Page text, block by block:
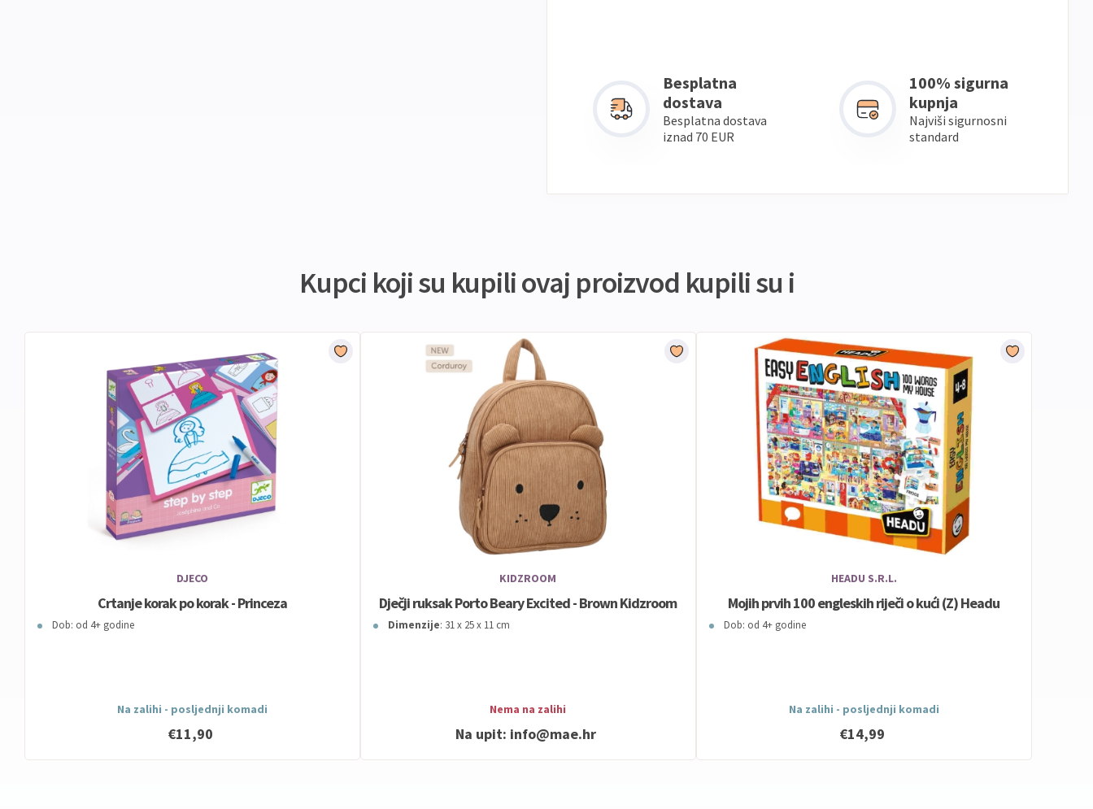
Besplatna
dostava
Besplatna dostava
iznad 70 EUR
100% sigurna
kupnja
Najviši sigurnosni
standard
Kupci koji su kupili ovaj proizvod kupili su i
DJECO
Crtanje korak po korak - Princeza
Dob: od 4+ godine
Na zalihi - posljednji komadi
€11,90
KIDZROOM
Dječji ruksak Porto Beary Excited - Brown Kidzroom
Dimenzije: 31 x 25 x 11 cm
Nema na zalihi
Na upit: info@mae.hr
HEADU S.R.L.
Mojih prvih 100 engleskih riječi o kući (Z) Headu
Dob: od 4+ godine
Na zalihi - posljednji komadi
€14,99